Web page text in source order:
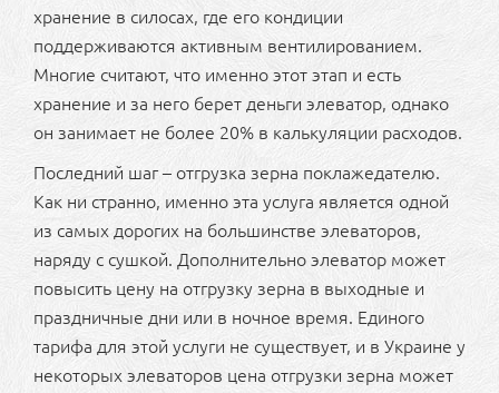
хранение в силосах, где его кондиции
поддерживаются активным вентилированием.
Многие считают, что именно этот этап и есть
хранение и за него берет деньги элеватор, однако
он занимает не более 20% в калькуляции расходов.
Последний шаг – отгрузка зерна поклажедателю.
Как ни странно, именно эта услуга является одной
из самых дорогих на большинстве элеваторов,
наряду с сушкой. Дополнительно элеватор может
повысить цену на отгрузку зерна в выходные и
праздничные дни или в ночное время. Единого
тарифа для этой услуги не существует, и в Украине у
некоторых элеваторов цена отгрузки зерна может